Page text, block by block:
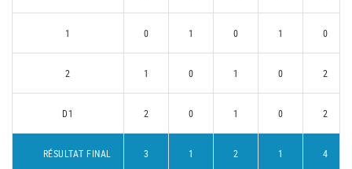
1 0 1 0 1 0
2 1 0 1 0 2
D1 2 0 1 0 2
RÉSULTAT FINAL 3 1 2 1 4